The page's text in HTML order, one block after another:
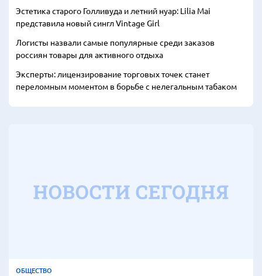
Эстетика старого Голливуда и летний нуар: Lilia Mai
представила новый сингл Vintage Girl
Логисты назвали самые популярные среди заказов
россиян товары для активного отдыха
Эксперты: лицензирование торговых точек станет
переломным моментом в борьбе с нелегальным табаком
ОБЩЕСТВО